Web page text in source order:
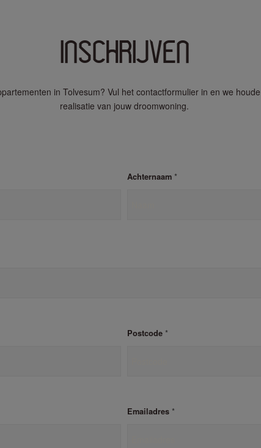
INSCHRIJVEN
in Tolvesum? Vul het contactformulier in en we
realisatie van jouw droomwoning.
Achternaam *
Postcode *
Emailadres *